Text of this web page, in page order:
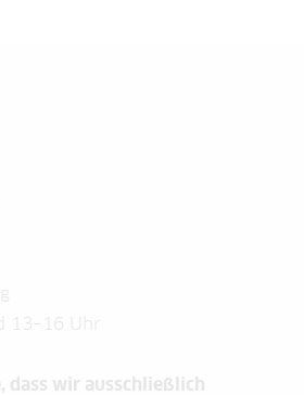
13–16 Uhr
dass wir ausschließlich